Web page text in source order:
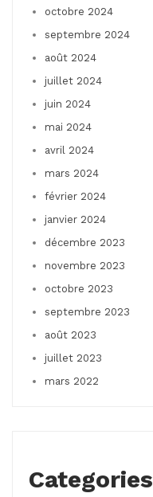
octobre 2024
septembre 2024
août 2024
juillet 2024
juin 2024
mai 2024
avril 2024
mars 2024
février 2024
janvier 2024
décembre 2023
novembre 2023
octobre 2023
septembre 2023
août 2023
juillet 2023
mars 2022
Categories